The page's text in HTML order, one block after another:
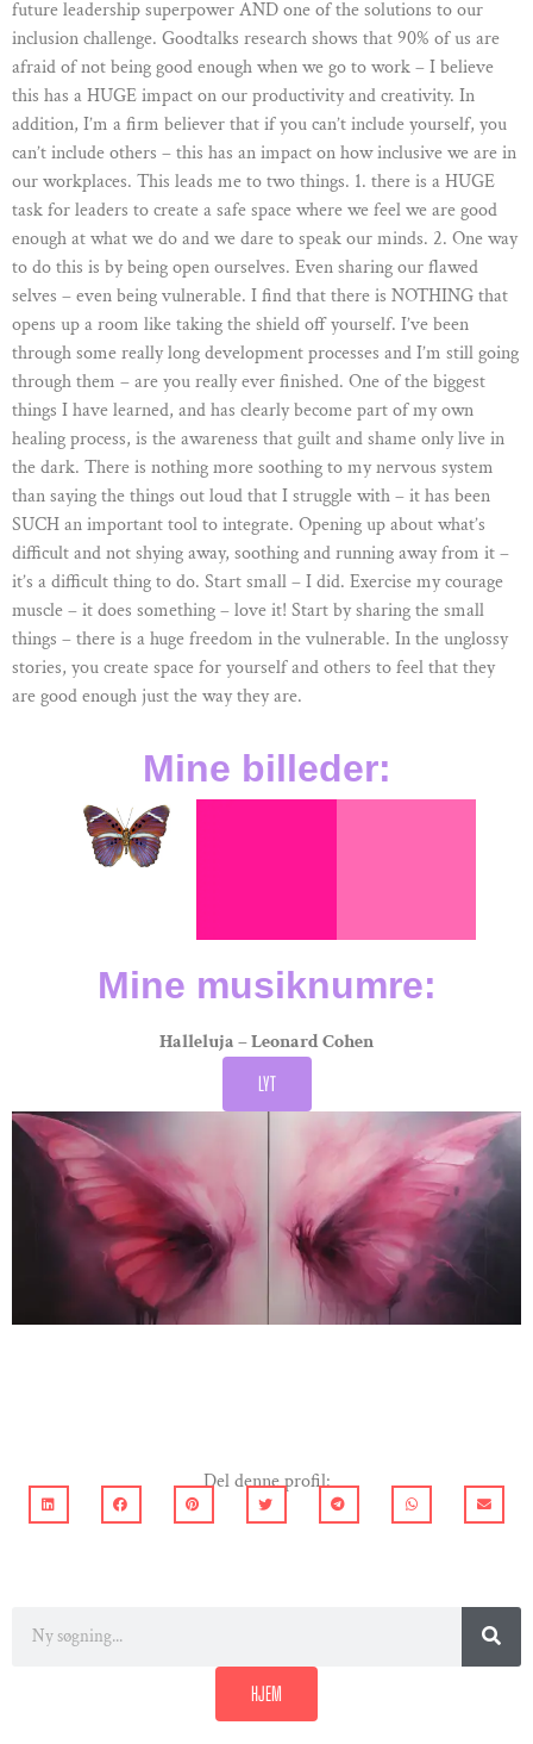
future leadership superpower AND one of the solutions to our
inclusion challenge. Goodtalks research shows that 90% of us are
afraid of not being good enough when we go to work – I believe
this has a HUGE impact on our productivity and creativity. In
addition, I’m a firm believer that if you can’t include yourself, you
can’t include others – this has an impact on how inclusive we are in
our workplaces. This leads me to two things. 1. there is a HUGE
task for leaders to create a safe space where we feel we are good
enough at what we do and we dare to speak our minds. 2. One way
to do this is by being open ourselves. Even sharing our flawed
selves – even being vulnerable. I find that there is NOTHING that
opens up a room like taking the shield off yourself. I’ve been
through some really long development processes and I’m still going
through them – are you really ever finished. One of the biggest
things I have learned, and has clearly become part of my own
healing process, is the awareness that guilt and shame only live in
the dark. There is nothing more soothing to my nervous system
than saying the things out loud that I struggle with – it has been
SUCH an important tool to integrate. Opening up about what’s
difficult and not shying away, soothing and running away from it –
it’s a difficult thing to do. Start small – I did. Exercise my courage
muscle – it does something – love it! Start by sharing the small
things – there is a huge freedom in the vulnerable. In the unglossy
stories, you create space for yourself and others to feel that they
are good enough just the way they are.
Mine billeder:
Mine musiknumre:
Halleluja – Leonard Cohen
LYT
Del denne profil:
HJEM